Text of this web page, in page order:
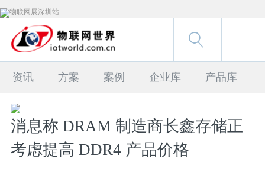
资讯 方案 案例 企业库 产品库
消息称 DRAM 制造商长鑫存储正
考虑提高 DDR4 产品价格